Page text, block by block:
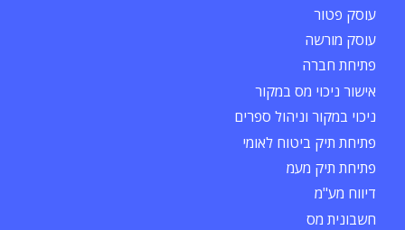
עוסק פטור
עוסק מורשה
פתיחת חברה
אישור ניכוי מס במקור
ניכוי במקור וניהול ספרים
פתיחת תיק ביטוח לאומי
פתיחת תיק מעמ
דיווח מע"מ
חשבונית מס